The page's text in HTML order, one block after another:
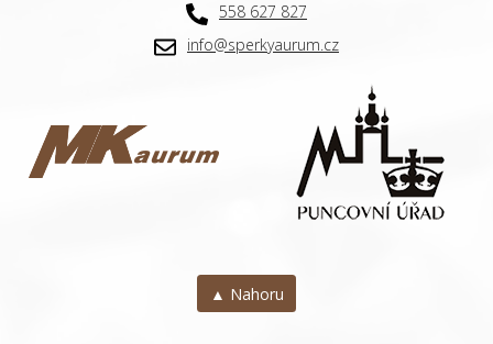
558 627 827
info@sperkyaurum.cz
▲ Nahoru